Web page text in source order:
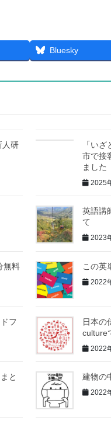
Bluesky
人研
「い
市で接
ました
2025
英語講
て
2023
無料
この英
2022
フ
日本
culture
2022
と
建物の
2022